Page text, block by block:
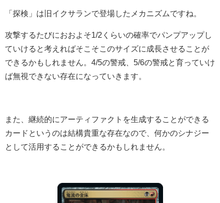
「探検」は旧イクサランで登場したメカニズムですね。
攻撃するたびにおおよそ1/2くらいの確率でパンプアップし
ていけると考えればそこそこのサイズに成長させることが
できるかもしれません。4/5の警戒、5/6の警戒と育っていけ
ば無視できない存在になっていきます。
また、継続的にアーティファクトを生成することができる
カードというのは結構貴重な存在なので、何かのシナジー
として活用することができるかもしれません。